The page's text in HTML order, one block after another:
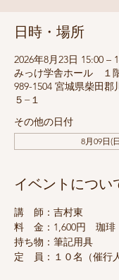
日時・場所
2026年8月23日 15:00 –
みっけ学舎ホール １
989-1504 宮城県柴田郡
５−１
その他の日付
8月09日(
イベントについ
講　師：吉村東
料　金：1,600円　珈
持ち物：筆記用具
定　員：１０名（催行